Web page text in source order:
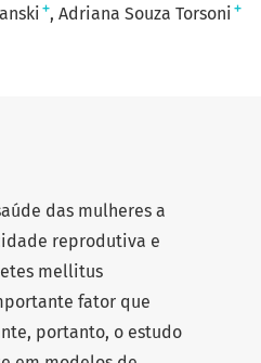
+ Adriana Souza Torsoni +
das mulheres a
reprodutiva e
mellitus
fator que
portanto, o estudo